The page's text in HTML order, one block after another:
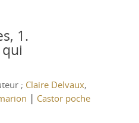
1.
; Claire Delvaux,
| Castor poche